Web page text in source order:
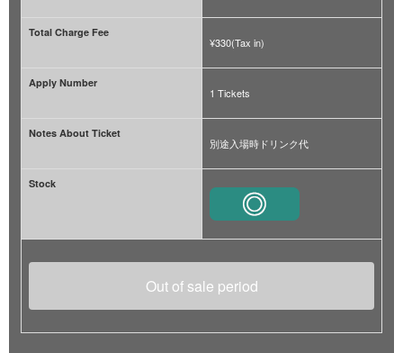
Total Charge Fee
¥330(Tax in)
Apply Number
1 Tickets
Notes About Ticket
別途入場時ドリンク代
Stock
Out of sale period